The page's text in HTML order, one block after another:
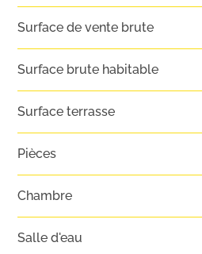
Surface de vente brute
Surface brute habitable
Surface terrasse
Pièces
Chambre
Salle d'eau